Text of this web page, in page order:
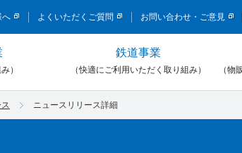
へ よくいただくご質問 お問い合わせ・ご意見
）
鉄道事業
（快適にご利用いただく取り組み） （物
ニュースリリース詳細